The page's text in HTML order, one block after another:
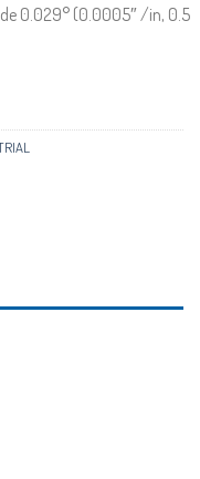
0.029° (0.0005″ /in, 0.5